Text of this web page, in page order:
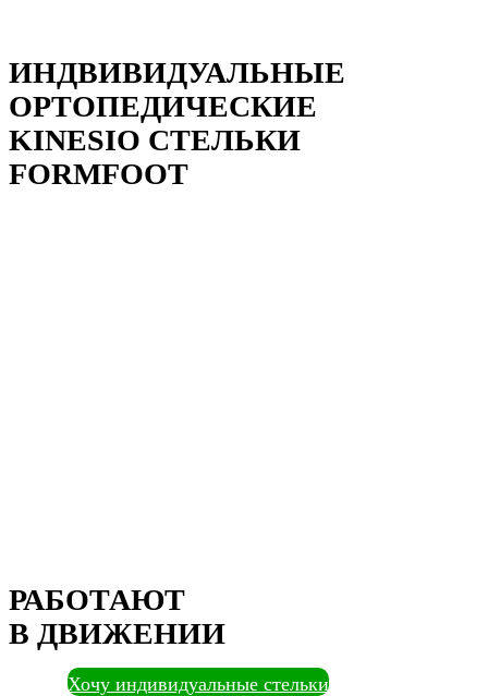
ИНДВИВИДУАЛЬНЫЕ
ОРТОПЕДИЧЕСКИЕ
KINESIO СТЕЛЬКИ
FORMFOOT
РАБОТАЮТ
В ДВИЖЕНИИ
Хочу индивидуальные стельки